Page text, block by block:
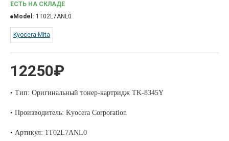
12250₽
ЕСТЬ НА СКЛАДЕ
Model: 1T02L7ANL0
Kyocera-Mita
• Тип: Оригинальный тонер-картридж TK-8345Y
• Производитель: Kyocera Corporation
• Артикул: 1T02L7ANL0